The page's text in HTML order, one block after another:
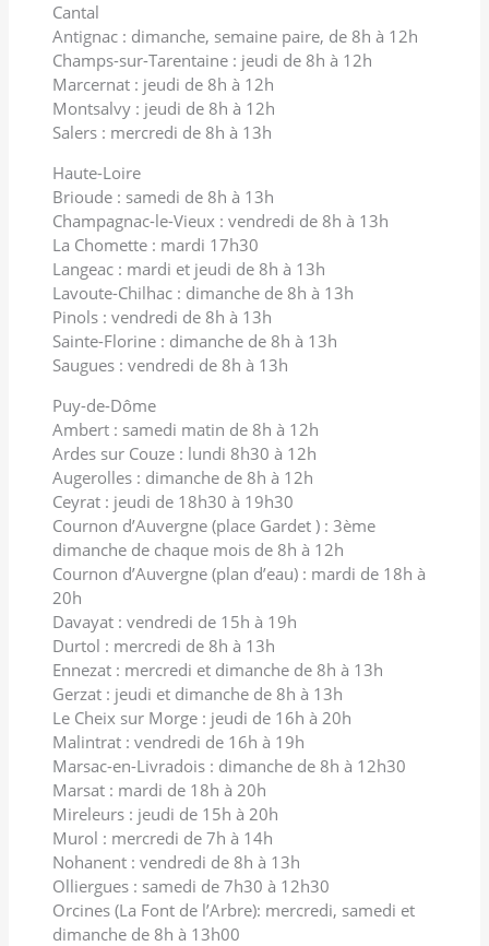
Cantal
Antignac : dimanche, semaine paire, de 8h à 12h
Champs-sur-Tarentaine : jeudi de 8h à 12h
Marcernat : jeudi de 8h à 12h
Montsalvy : jeudi de 8h à 12h
Salers : mercredi de 8h à 13h
Haute-Loire
Brioude : samedi de 8h à 13h
Champagnac-le-Vieux : vendredi de 8h à 13h
La Chomette : mardi 17h30
Langeac : mardi et jeudi de 8h à 13h
Lavoute-Chilhac : dimanche de 8h à 13h
Pinols : vendredi de 8h à 13h
Sainte-Florine : dimanche de 8h à 13h
Saugues : vendredi de 8h à 13h
Puy-de-Dôme
Ambert : samedi matin de 8h à 12h
Ardes sur Couze : lundi 8h30 à 12h
Augerolles : dimanche de 8h à 12h
Ceyrat : jeudi de 18h30 à 19h30
Cournon d’Auvergne (place Gardet ) : 3ème
dimanche de chaque mois de 8h à 12h
Cournon d’Auvergne (plan d’eau) : mardi de 18h à
20h
Davayat : vendredi de 15h à 19h
Durtol : mercredi de 8h à 13h
Ennezat : mercredi et dimanche de 8h à 13h
Gerzat : jeudi et dimanche de 8h à 13h
Le Cheix sur Morge : jeudi de 16h à 20h
Malintrat : vendredi de 16h à 19h
Marsac-en-Livradois : dimanche de 8h à 12h30
Marsat : mardi de 18h à 20h
Mireleurs : jeudi de 15h à 20h
Murol : mercredi de 7h à 14h
Nohanent : vendredi de 8h à 13h
Olliergues : samedi de 7h30 à 12h30
Orcines (La Font de l’Arbre): mercredi, samedi et
dimanche de 8h à 13h00